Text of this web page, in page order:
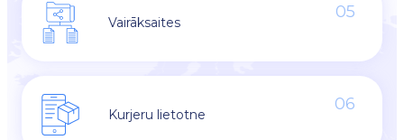
05
Vairāksaites
06
Kurjeru lietotne